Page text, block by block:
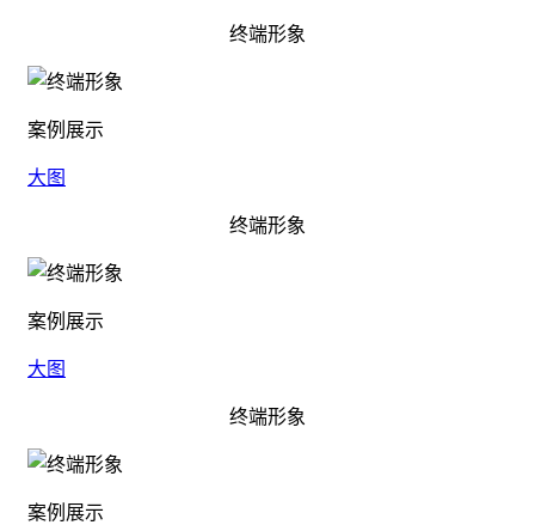
终端形象
案例展示
大图
终端形象
案例展示
大图
终端形象
案例展示